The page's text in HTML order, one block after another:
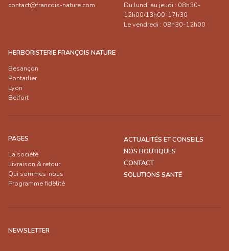
contact@francois-nature.com
Du lundi au jeudi : 08h30-
12h00/13h00-17h30
Le vendredi : 08h30-12h00
HERBORISTERIE FRANÇOIS NATURE
Besançon
Pontarlier
Lyon
Belfort
PAGES
La société
Livraison & retour
Qui sommes-nous
Programme fidèlité
ACTUALITÉS ET CONSEILS
NOS BOUTIQUES
CONTACT
SOLUTIONS SANTÉ
NEWSLETTER